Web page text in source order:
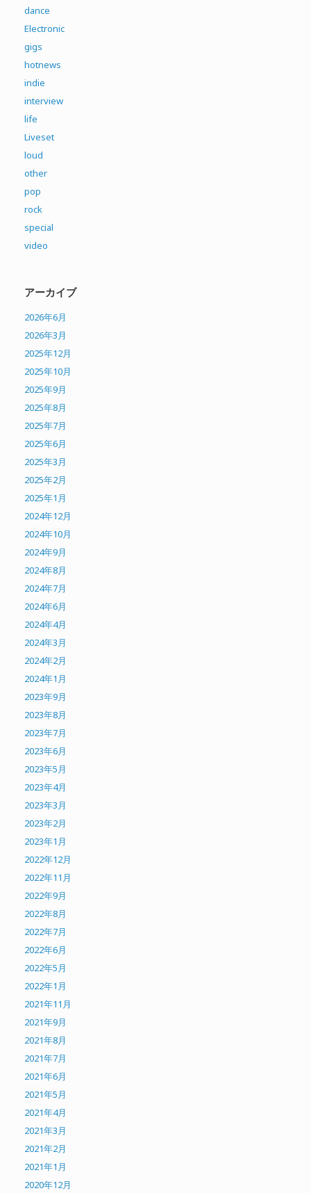
dance
Electronic
gigs
hotnews
indie
interview
life
Liveset
loud
other
pop
rock
special
video
アーカイブ
2026年6月
2026年3月
2025年12月
2025年10月
2025年9月
2025年8月
2025年7月
2025年6月
2025年3月
2025年2月
2025年1月
2024年12月
2024年10月
2024年9月
2024年8月
2024年7月
2024年6月
2024年4月
2024年3月
2024年2月
2024年1月
2023年9月
2023年8月
2023年7月
2023年6月
2023年5月
2023年4月
2023年3月
2023年2月
2023年1月
2022年12月
2022年11月
2022年9月
2022年8月
2022年7月
2022年6月
2022年5月
2022年1月
2021年11月
2021年9月
2021年8月
2021年7月
2021年6月
2021年5月
2021年4月
2021年3月
2021年2月
2021年1月
2020年12月